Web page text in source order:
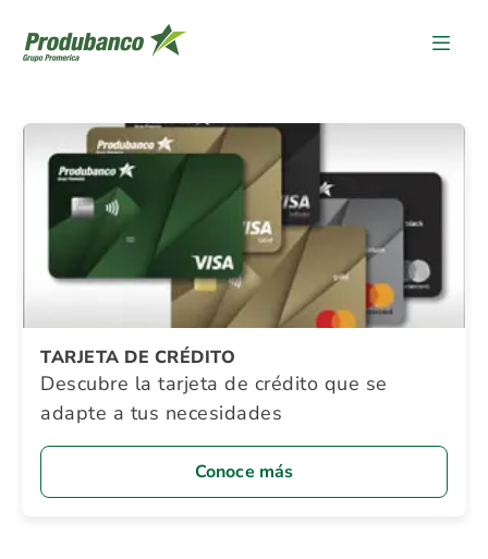
TARJETA DE CRÉDITO
Descubre la tarjeta de crédito que se
adapte a tus necesidades
Conoce más